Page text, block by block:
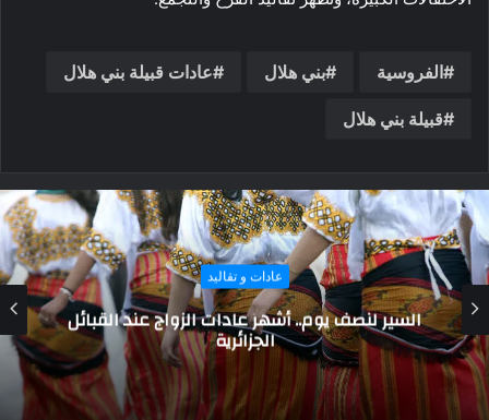
الفروسية بني هلال عادات قبيلة بني هلال
قبيلة بني هلال
عادات و تقاليد
أشهر الملابس التقليدية للرجال والنساء
بالكاميرون.. وأسمائها